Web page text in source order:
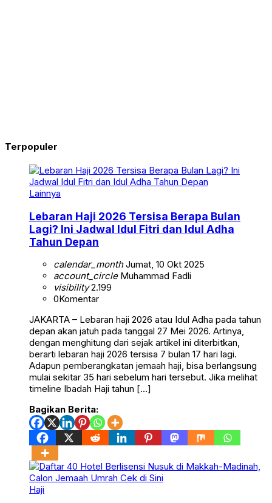
Terpopuler
Lainnya
Lebaran Haji 2026 Tersisa Berapa Bulan
Lagi? Ini Jadwal Idul Fitri dan Idul Adha
Tahun Depan
calendar_monthJumat, 10 Okt 2025
account_circleMuhammad Fadli
visibility2.199
0Komentar
JAKARTA – Lebaran haji 2026 atau Idul Adha pada tahun
depan akan jatuh pada tanggal 27 Mei 2026. Artinya,
dengan menghitung dari sejak artikel ini diterbitkan,
berarti lebaran haji 2026 tersisa 7 bulan 17 hari lagi.
Adapun pemberangkatan jemaah haji, bisa berlangsung
mulai sekitar 35 hari sebelum hari tersebut. Jika melihat
timeline Ibadah Haji tahun […]
Bagikan Berita:
Haji